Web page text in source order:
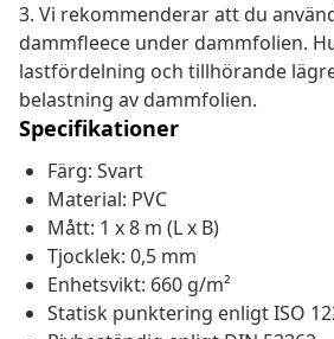
3. Vi rekommenderar att du
dammfleece under dammfolien.
lastfördelning och tillhörande
belastning av dammfolien.
Specifikationer
Färg: Svart
Material: PVC
Mått: 1 x 8 m (L x B)
Tjocklek: 0,5 mm
Enhetsvikt: 660 g/m²
Statisk punktering enligt ISO